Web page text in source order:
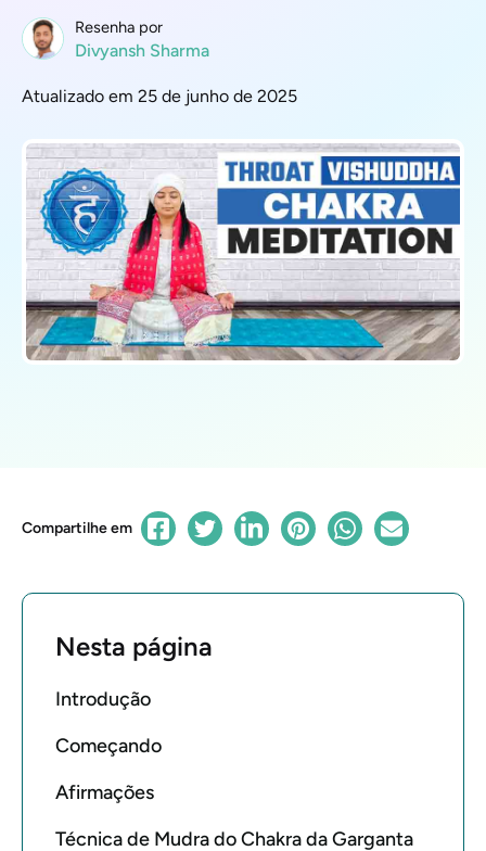
Resenha por
Divyansh Sharma
Atualizado em 25 de junho de 2025
Compartilhe em
Nesta página
Introdução
Começando
Afirmações
Técnica de Mudra do Chakra da Garganta